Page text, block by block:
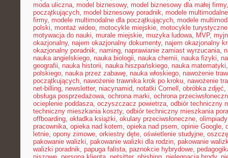
moda uliczna, model biznesowy, model biznesowy dla małej firmy
początkujących, model biznesowy poradnik, modele multimodalne
firmy, modele multimodalne dla początkujących, modele
polski, montaż wideo, motocykle miejskie, motocykle turystyczne
motywacja do nauki, murale miejskie, muzyka ludowa, MVP,
okazjonalny, najem okazjonalny dokumenty, najem okazjonalny
okazjonalny poradnik, naming, naprawianie zamiast wyrzucania,
nauka angielskiego, nauka biologii, nauka chemii, nauka fizyki,
geografii, nauka historii, nauka hiszpańskiego, nauka matematyki
polskiego, nauka przez zabawę, nauka włoskiego, nawożenie
początkujących, nawożenie trawnika krok po kroku, nawożenie
net-billing, newsletter, niacynamid, notatki Cornell , obróbka zdjęć,
obsługa posprzedażowa, ochrona marki, ochrona
ocieplenie poddasza, oczyszczacz powietrza, odbiór techniczny
techniczny mieszkania koszty, odbiór techniczny mieszkania
offboarding, okładka książki, okulary przeciwsłoneczne,
pracownika, opieka nad kotem, opieka nad psem, opinie Google,
letnie, opony zimowe, orkiestry dęte, oświetlenie studyjne,
pakowanie walizki, pakowanie walizki dla rodzin, pakowanie
walizki poradnik, papuga falista, paznokcie hybrydowe,